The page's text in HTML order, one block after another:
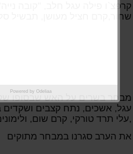
קרפצ`ו פילה עגל חלב, "קובה
שחור,קרם חציל מעושן, תבשיל
מבחר בשרים על האש שבסופו של
עגל, אשכים, נתח קצבים ושקדים
,עלי תרד טורקי, קרם שום,
את הערב סגרנו במבחר מתוקים
Powered byOdeliaa